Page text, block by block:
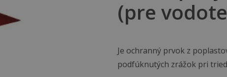
(pre
Je ochranný prvok z
podfúknutých zrážok pri